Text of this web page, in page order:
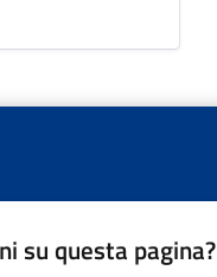
su questa pagina?